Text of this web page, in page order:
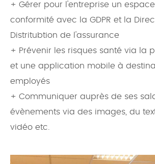
+ Gérer pour l'entreprise un
conformité avec la GDPR et la
Distritubtion de l'assurance
+ Prévenir les risques santé via la
et une application mobile à
employés
+ Communiquer auprès de ses
évènements via des images, du
vidéo etc.